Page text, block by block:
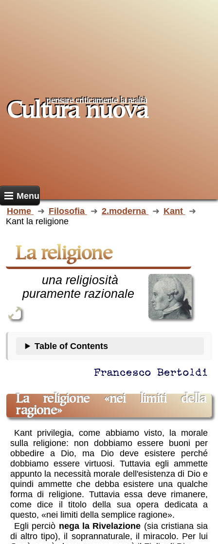
Cultura nuova
pensare criticamente larealtà
Menu
Home
Filosofia 2.moderna
Kant
Kant la religione
La religione
una religiosità
puramente razionale
Table of Contents
Francesco Bertoldi
la religione
nei limiti della
ragione
Kant privilegia, come abbiamo visto, la morale
sulla religione: non dobbiamo essere buoni per
obbedire a Dio, ma Dio deve esistere perché
dobbiamo essere virtuosi. Tuttavia egli ammette
appunto la necessità morale dell'esistenza di Dio e
quindi ammette che debba esistere una qualche
forma di religione. Tuttavia essa deve rimanere,
come dice il titolo della sua opera dedicata a
questo,
nei limiti della semplice ragione .
Egli perciò nega la Rivelazione (sia cristiana sia
di altro tipo), il soprannaturale, il miracolo. Per lui